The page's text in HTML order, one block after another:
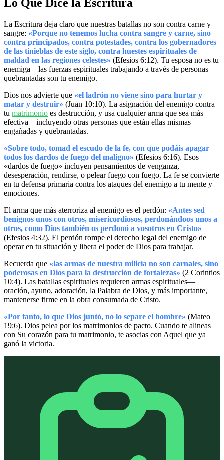
La Escritura deja claro que nuestras batallas no son contra carne y
sangre: «Porque no tenemos lucha contra sangre y carne, sino
contra principados, contra potestades, contra los gobernadores
de las tinieblas de este siglo, contra huestes espirituales de
maldad en las regiones celestes» (Efesios 6:12). Tu esposa no es tu
enemiga—las fuerzas espirituales trabajando a través de personas
quebrantadas son tu enemigo.
Dios nos advierte que «el ladrón no viene sino para hurtar y
matar y destruir» (Juan 10:10). La asignación del enemigo contra
tu matrimonio es destrucción, y usa cualquier arma que sea más
efectiva—incluyendo otras personas que están ellas mismas
engañadas y quebrantadas.
«Sobre todo, tomad el escudo de la fe, con que podáis apagar
todos los dardos de fuego del maligno» (Efesios 6:16). Esos
«dardos de fuego» incluyen pensamientos de venganza,
desesperación, rendirse, o pelear fuego con fuego. La fe se convierte
en tu defensa primaria contra los ataques del enemigo a tu mente y
emociones.
El arma que más aterroriza al enemigo es el perdón: «Antes sed
benignos unos con otros, misericordiosos, perdonándoos unos a
otros, como Dios también os perdonó a vosotros en Cristo»
(Efesios 4:32). El perdón rompe el derecho legal del enemigo de
operar en tu situación y libera el poder de Dios para trabajar.
Recuerda que «las armas de nuestra milicia no son carnales, sino
poderosas en Dios para la destrucción de fortalezas» (2 Corintios
10:4). Las batallas espirituales requieren armas espirituales—
oración, ayuno, adoración, la Palabra de Dios, y más importante,
mantenerse firme en la obra consumada de Cristo.
«Por tanto, lo que Dios juntó, no lo separe el hombre» (Mateo
19:6). Dios pelea por los matrimonios de pacto. Cuando te alineas
con Su corazón para tu matrimonio, te asocias con Aquel que ya
ganó la victoria.